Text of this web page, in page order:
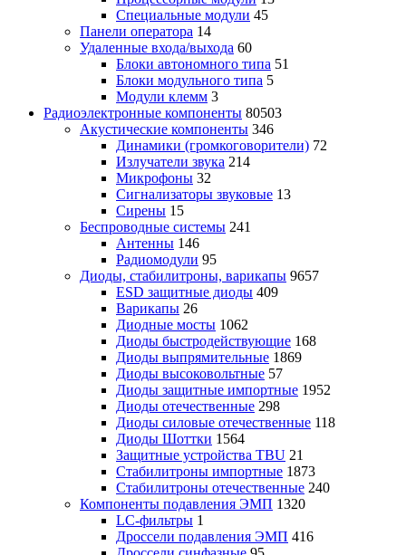
Специальные модули 45
Панели оператора 14
Удаленные входа/выхода 60
Блоки автономного типа 51
Блоки модульного типа 5
Модули клемм 3
Радиоэлектронные компоненты 80503
Акустические компоненты 346
Динамики (громкоговорители) 72
Излучатели звука 214
Микрофоны 32
Сигнализаторы звуковые 13
Сирены 15
Беспроводные системы 241
Антенны 146
Радиомодули 95
Диоды, стабилитроны, варикапы 9657
ESD защитные диоды 409
Варикапы 26
Диодные мосты 1062
Диоды быстродействующие 168
Диоды выпрямительные 1869
Диоды высоковольтные 57
Диоды защитные импортные 1952
Диоды отечественные 298
Диоды силовые отечественные 118
Диоды Шоттки 1564
Защитные устройства TBU 21
Стабилитроны импортные 1873
Стабилитроны отечественные 240
Компоненты подавления ЭМП 1320
LC-фильтры 1
Дроссели подавления ЭМП 416